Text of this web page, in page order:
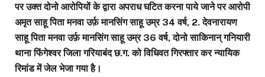
पर उक्त दोनो आरोपियों के द्वारा अपराध घटित करना पाये जाने पर आरोपी
अमृत साहू पिता मनवा उर्फ़ मानसिंग साहू उम्र 34 वर्ष, 2. देवनारायण
साहू पिता मनवा उर्फ़ मानसिंग साहू उम्र 36 वर्ष, दोनो साकिनान् गनियारी
थाना फिंगेश्वर जिला गरियाबंद छ.ग. को विधिवत गिरफ्तार कर न्यायिक
रिमांड में जेल भेजा गया है।